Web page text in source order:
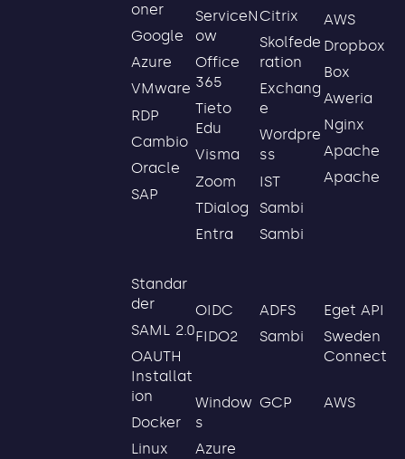
Standar
der
SAML 2.0
OAUTH
ADFS
Sambi
OIDC
FIDO2
Eget API
Sweden
Connect
Installat
ion
Docker
Linux
GCP
Window
s
Azure
AWS
oner
Google
Azure
VMware
RDP
Cambio
Oracle
SAP
Citrix
Skolfede
ration
Exchang
e
Wordpre
ss
IST
Sambi
Sambi
ServiceN
ow
Office
365
Tieto
Edu
Visma
Zoom
TDialog
Entra
AWS
Dropbox
Box
Aweria
Nginx
Apache
Apache